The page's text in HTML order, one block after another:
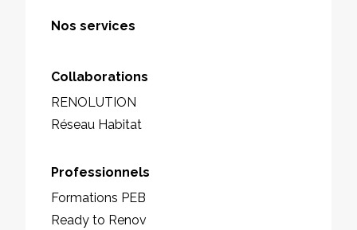
Nos services
Collaborations
RENOLUTION
Réseau Habitat
Professionnels
Formations PEB
Ready to Renov